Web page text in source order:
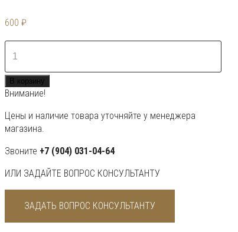
600 ₽
Количество
товара
Рогнеда
EUROTEX/
ЕВРОТЕКС
САУНА
Масло
0,25
л
В корзину
Внимание!
Цены и наличие товара уточняйте у менеджера
магазина.
Звоните +7 (904) 031-04-64
ИЛИ ЗАДАЙТЕ ВОПРОС КОНСУЛЬТАНТУ
ЗАДАТЬ ВОПРОС КОНСУЛЬТАНТУ